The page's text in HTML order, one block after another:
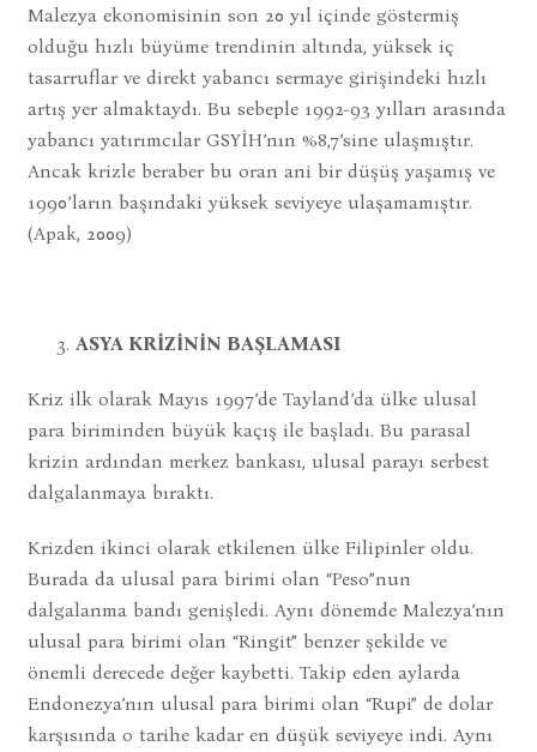
Malezya ekonomisinin son 20 yıl içinde göstermiş
olduğu hızlı büyüme trendinin altında, yüksek iç
tasarruflar ve direkt yabancı sermaye girişindeki hızlı
artış yer almaktaydı. Bu sebeple 1992-93 yılları arasında
yabancı yatırımcılar GSYİH’nın %8,7’sine ulaşmıştır.
Ancak krizle beraber bu oran ani bir düşüş yaşamış ve
1990’ların başındaki yüksek seviyeye ulaşamamıştır.
(Apak, 2009)
ASYA KRİZİNİN BAŞLAMASI
Kriz ilk olarak Mayıs 1997’de Tayland’da ülke ulusal
para biriminden büyük kaçış ile başladı. Bu parasal
krizin ardından merkez bankası, ulusal parayı serbest
dalgalanmaya bıraktı.
Krizden ikinci olarak etkilenen ülke Filipinler oldu.
Burada da ulusal para birimi olan “Peso”nun
dalgalanma bandı genişledi. Aynı dönemde Malezya’nın
ulusal para birimi olan “Ringit” benzer şekilde ve
önemli derecede değer kaybetti. Takip eden aylarda
Endonezya’nın ulusal para birimi olan “Rupi” de dolar
karşısında o tarihe kadar en düşük seviyeye indi. Aynı